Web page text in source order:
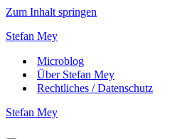
Zum Inhalt springen
Stefan Mey
Microblog
Über Stefan Mey
Rechtliches / Datenschutz
Stefan Mey